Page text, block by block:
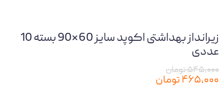
زیرانداز بهداشتی اکوپد سایز 60*90 بسته 10
عددی
۵۴۵,۰۰۰ تومان
۴۶۵,۰۰۰ تومان